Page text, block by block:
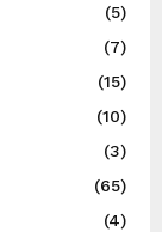
(5)
(7)
(15)
(10)
(3)
(65)
(4)